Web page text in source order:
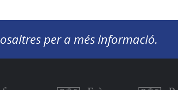
per a més informació.